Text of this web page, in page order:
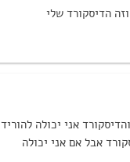
הדיסקורד שלי
אני יכולה להוריד
אבל אם אני יכולה